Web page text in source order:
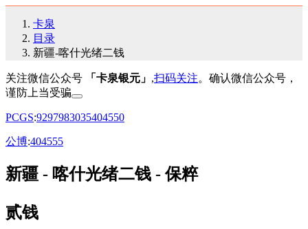
卡泉
目录
新疆-喀什光绪二钱
关注微信公众号 「卡泉银元」 ,扫码关注。确认微信公众号，
谨防上当受骗
PCGS:9297983035404550
公博:404555
新疆 - 喀什光绪二钱 - 保粹
贰钱